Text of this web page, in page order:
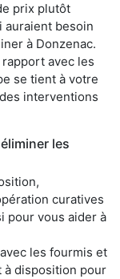
prix plutôt
auraient besoin
à Donzenac.
avec les
se tient à votre
interventions
les
curatives
pour vous aider à
les fourmis et
à disposition pour